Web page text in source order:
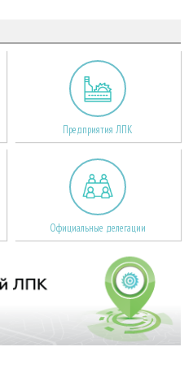
Предприятия ЛПК
Официальные делегации